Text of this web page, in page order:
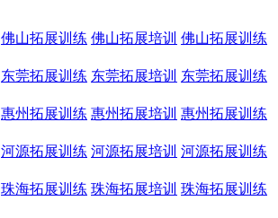
佛山拓展训练 佛山拓展培训 佛山拓展训练
东莞拓展训练 东莞拓展培训 东莞拓展训练
惠州拓展训练 惠州拓展培训 惠州拓展训练
河源拓展训练 河源拓展培训 河源拓展训练
珠海拓展训练 珠海拓展培训 珠海拓展训练